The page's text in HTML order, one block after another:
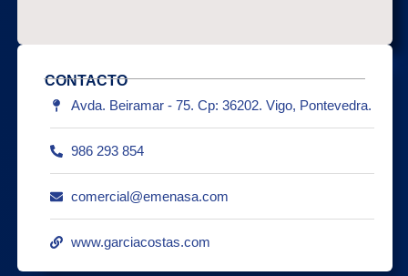
CONTACTO
Avda. Beiramar - 75. Cp: 36202. Vigo, Pontevedra.
986 293 854
comercial@emenasa.com
www.garciacostas.com